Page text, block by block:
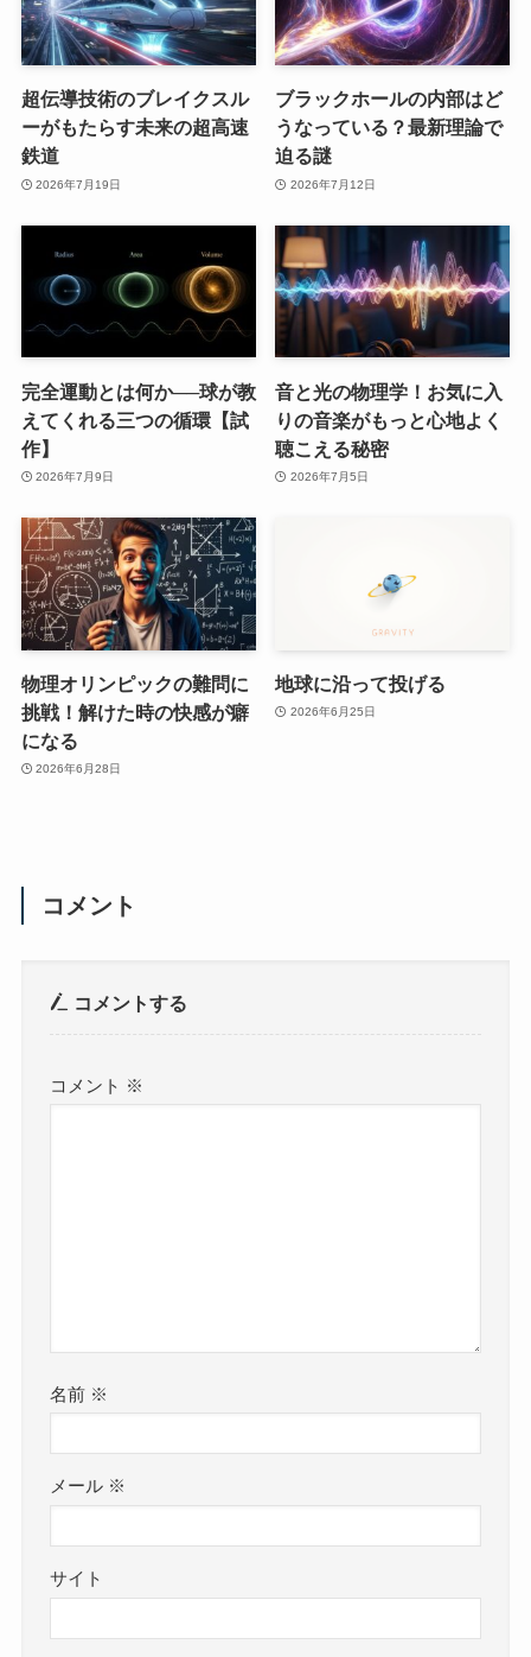
超伝導技術のブレイクスル
ーがもたらす未来の超高速
鉄道
2026年7月19日
ブラックホールの内部はど
うなっている？最新理論で
迫る謎
2026年7月12日
完全運動とは何か──球が教
えてくれる三つの循環【試
作】
2026年7月9日
音と光の物理学！お気に入
りの音楽がもっと心地よく
聴こえる秘密
2026年7月5日
物理オリンピックの難問に
挑戦！解けた時の快感が癖
になる
2026年6月28日
地球に沿って投げる
2026年6月25日
コメント
コメントする
コメント ※
名前 ※
メール ※
サイト